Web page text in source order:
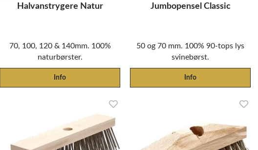
Halvanstrygere Natur
70, 100, 120 & 140mm. 100%
naturbørster.
Info
Jumbopensel Classic
50 og 70 mm. 100% 90-tops lys
svinebørst.
Info